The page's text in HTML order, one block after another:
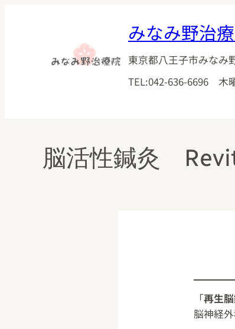
みなみ野治
東京都八王子市みなみ
TEL:042-636-6696 木
脳活性鍼灸
「再生
脳神経